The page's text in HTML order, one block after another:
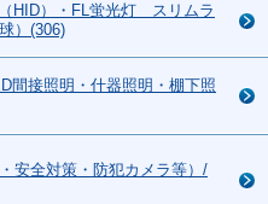
HID）・FL蛍光灯 スリムラ
）(306)
間接照明・什器照明・棚下照
安全対策・防犯カメラ等）/